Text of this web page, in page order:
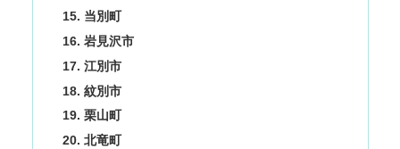
当別町
岩見沢市
江別市
紋別市
栗山町
北竜町